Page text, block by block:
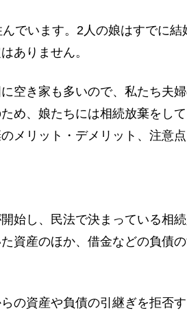
でいます。2人の娘はすでに結
ありません。
空き家も多いので、私たち夫
め、娘たちには相続放棄をし
メリット・デメリット、注意
始し、民法で決まっている相
資産のほか、借金などの負債
の資産や負債の引継ぎを拒否